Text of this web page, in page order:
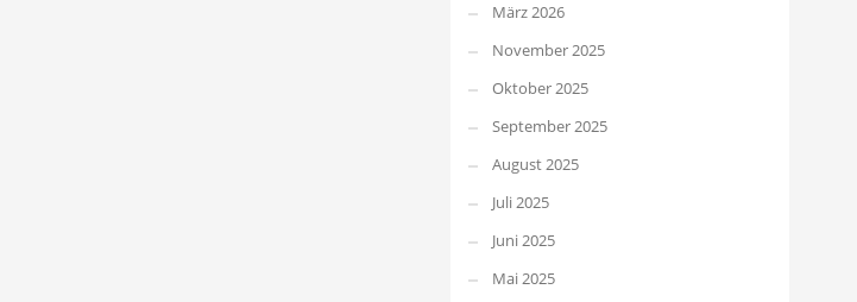
März 2026
November 2025
Oktober 2025
September 2025
August 2025
Juli 2025
Juni 2025
Mai 2025